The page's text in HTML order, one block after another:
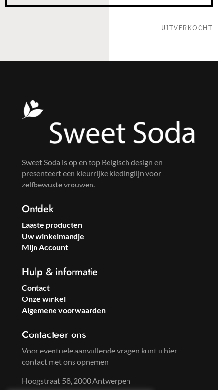
UITVERKOCHT
Sweet Soda is op en top Belgisch design en
presenteert een kleurrijke kledinglijn voor
zelfbewuste vrouwen.
Ontdek
Laaste producten
Uw winkelmandje
Mijn Account
Hulp & informatie
Contact
Onze winkel
Algemene voorwaarden
Contacteer ons
Voor eventuele aanvullende vragen kunt u hier
contact met ons opnemen
Hoogstraat 58, 2000 Antwerpen